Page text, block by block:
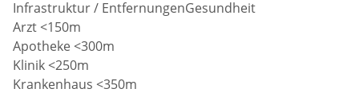
Infrastruktur / EntfernungenGesundheit
Arzt <150m
Apotheke <300m
Klinik <250m
Krankenhaus <350m